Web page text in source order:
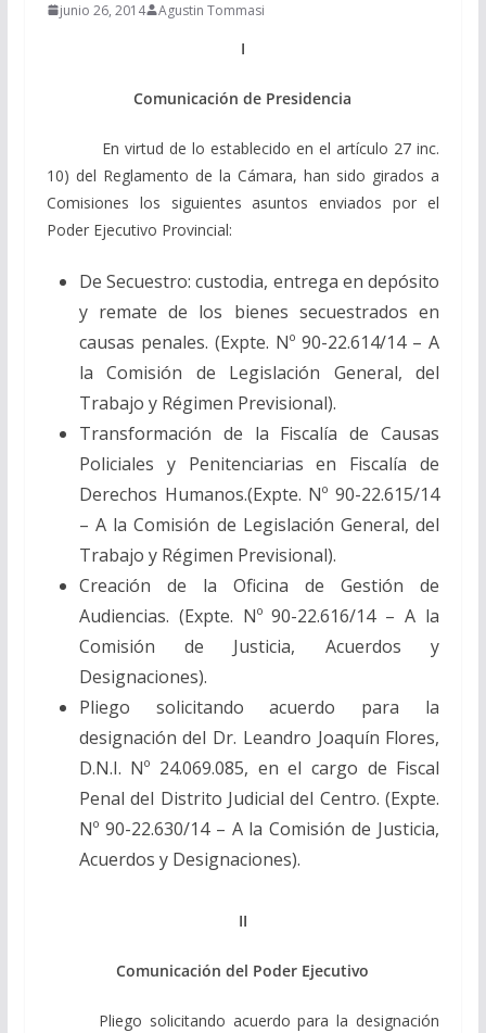
junio 26, 2014 Agustin Tommasi
I
Comunicación de Presidencia
En virtud de lo establecido en el artículo 27 inc.
10) del Reglamento de la Cámara, han sido girados a
Comisiones los siguientes asuntos enviados por el
Poder Ejecutivo Provincial:
De Secuestro: custodia, entrega en depósito
y remate de los bienes secuestrados en
causas penales. (Expte. Nº 90-22.614/14 – A
la Comisión de Legislación General, del
Trabajo y Régimen Previsional).
Transformación de la Fiscalía de Causas
Policiales y Penitenciarias en Fiscalía de
Derechos Humanos.(Expte. Nº 90-22.615/14
– A la Comisión de Legislación General, del
Trabajo y Régimen Previsional).
Creación de la Oficina de Gestión de
Audiencias. (Expte. Nº 90-22.616/14 – A la
Comisión de Justicia, Acuerdos y
Designaciones).
Pliego solicitando acuerdo para la
designación del Dr. Leandro Joaquín Flores,
D.N.I. Nº 24.069.085, en el cargo de Fiscal
Penal del Distrito Judicial del Centro. (Expte.
Nº 90-22.630/14 – A la Comisión de Justicia,
Acuerdos y Designaciones).
II
Comunicación del Poder Ejecutivo
Pliego solicitando acuerdo para la designación